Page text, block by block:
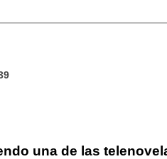
una de las